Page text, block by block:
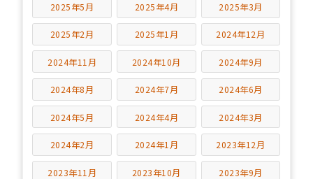
2025年5月 2025年4月 2025年3月
2025年2月 2025年1月 2024年12月
2024年11月 2024年10月 2024年9月
2024年8月 2024年7月 2024年6月
2024年5月 2024年4月 2024年3月
2024年2月 2024年1月 2023年12月
2023年11月 2023年10月 2023年9月